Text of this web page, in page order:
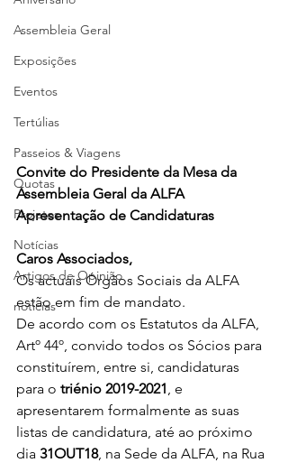
Assembleia Geral
Exposições
Eventos
Tertúlias
Passeios & Viagens
Quotas
Projetos
Notícias
Artigos de Opinião
noticias
Convite do Presidente da Mesa da
Assembleia Geral da ALFA
Apresentação de Candidaturas
Caros Associados,
Os actuais Órgãos Sociais da ALFA
estão em fim de mandato.
De acordo com os Estatutos da ALFA,
Artº 44º, convido todos os Sócios para
constituírem, entre si, candidaturas
para o triénio 2019-2021 , e
apresentarem formalmente as suas
listas de candidatura, até ao próximo
dia 31OUT18, na Sede da ALFA, na Rua